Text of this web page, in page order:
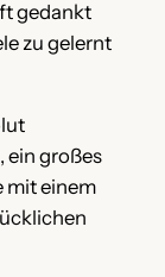
gedankt
zu gelernt
ein großes
mit einem